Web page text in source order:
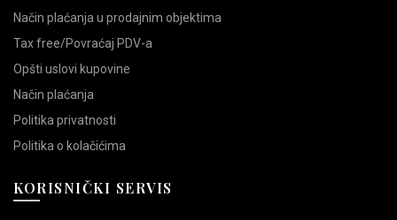
Način plaćanja u prodajnim objektima
Tax free/Povraćaj PDV-a
Opšti uslovi kupovine
Način plaćanja
Politika privatnosti
Politika o kolačićima
KORISNIČKI SERVIS